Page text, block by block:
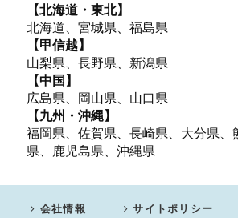
【北海道・東北】
北海道、宮城県、福島県
【甲信越】
山梨県、長野県、新潟県
【中国】
広島県、岡山県、山口県
【九州・沖縄】
福岡県、佐賀県、長崎県、大分県、
県、鹿児島県、沖縄県
会社情報 サイトポリシー